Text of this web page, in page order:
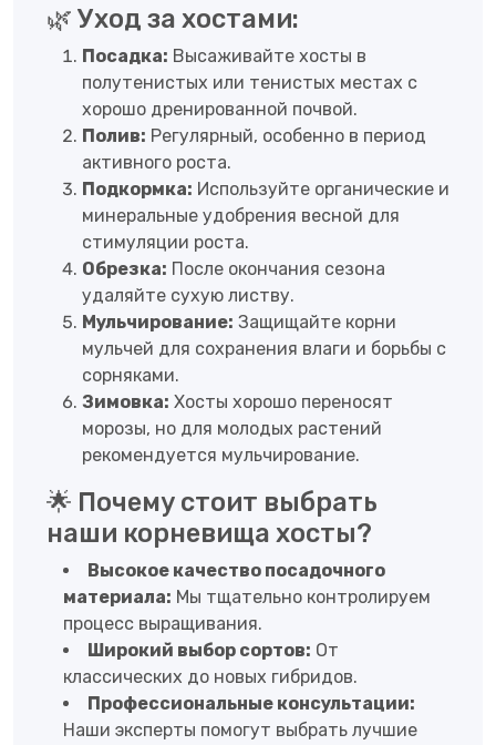
🌿 Уход за хостами:
Посадка: Высаживайте хосты в
полутенистых или тенистых местах с
хорошо дренированной почвой.
Полив: Регулярный, особенно в период
активного роста.
Подкормка: Используйте органические и
минеральные удобрения весной для
стимуляции роста.
Обрезка: После окончания сезона
удаляйте сухую листву.
Мульчирование: Защищайте корни
мульчей для сохранения влаги и борьбы с
сорняками.
Зимовка: Хосты хорошо переносят
морозы, но для молодых растений
рекомендуется мульчирование.
🌟 Почему стоит выбрать
наши корневища хосты?
Высокое качество посадочного
материала: Мы тщательно контролируем
процесс выращивания.
Широкий выбор сортов: От
классических до новых гибридов.
Профессиональные консультации:
Наши эксперты помогут выбрать лучшие